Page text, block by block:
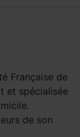
Française de
et spécialisée
de son